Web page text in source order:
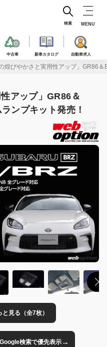
中古車 新車カタログ 自動車求人
検索 MENU
の煌びやかさと実用性アップ」GR86
アップ」GR86＆
ンプキット発売！
見る（全7枚）
検索で優先表示→